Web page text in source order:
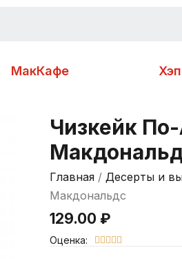
МакКафе
Чизкейк
Главная / Десерты и
Макдональдс
129.00 ₽
Оценка:     